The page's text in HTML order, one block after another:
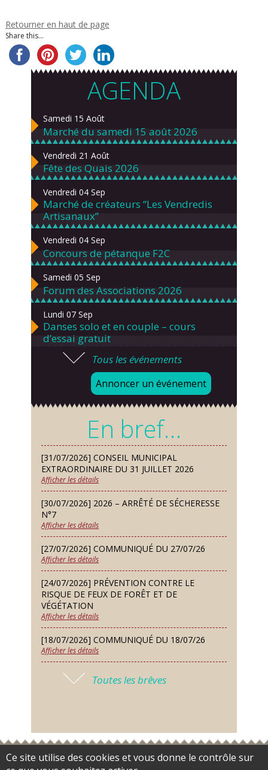
Ce site utilise des cookies et vous donne le contrôle sur
Retourner en haut de page
Share this...
AGENDA
Samedi 15 Août
Marché du samedi 15 août 2026
Vendredi 21 Août
Fête des Quais 2026
Vendredi 04 Sep
Marché de créateurs “Les Vendredis
Artisanaux”
Vendredi 04 Sep
Concours de pétanque F2C
Samedi 05 Sep
Forum des Associations 2026
Lundi 07 Sep
Danses solo et en couple – cours
d’essai gratuit
Mardi 08 Sep
Chorale À travers chants
Défi de pêche aux leurres (concept
lure house)
Dimanche 13 Sep
Repas de fouées
Lundi 14 Sep
Conseil municipal du 14 septembre
2026
Jeudi 24 Sep
Permanence des Architectes des
Bâtiments de France
Samedi 26 Sep
Concours de palets
Vendredi 09 Oct
Soirée des nouveaux habitants
Lundi 12 Oct
Conseil municipal du 12 octobre
2026
Lundi 16 Nov
Conseil municipal du 16 novembre
2026
Tous les événements
Annoncer un événement
En bref…
[31/07/2026] CONSEIL MUNICIPAL
EXTRAORDINAIRE DU 31 JUILLET 2026
Afficher les détails
[30/07/2026] 2026 – ARRÊTÉ DE SÉCHERESSE
N°7
Afficher les détails
[27/07/2026] COMMUNIQUÉ DU 27/07/26
Afficher les détails
[24/07/2026] PRÉVENTION CONTRE LE
RISQUE DE FEUX DE FORÊT ET DE
VÉGÉTATION
Afficher les détails
[18/07/2026] COMMUNIQUÉ DU 18/07/26
Afficher les détails
[17/07/2026] 2026 – ARRÊTÉ DE SÉCHERESSE
[16/07/2026] FERMETURE EXCEPTIONNELLE
DE LA MAIRIE
Toutes les brêves
Accès restreint Flux RSS Plan du site
Gestion des cookies